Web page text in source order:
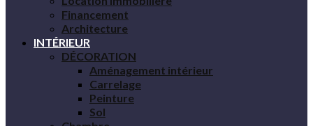
Financement
Architecture
INTÉRIEUR
DÉCORATION
Aménagement intérieur
Carrelage
Peinture
Sol